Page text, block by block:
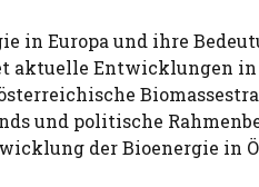
in Europa und ihre
aktuelle Entwicklungen
und politische
der Bioenergie in